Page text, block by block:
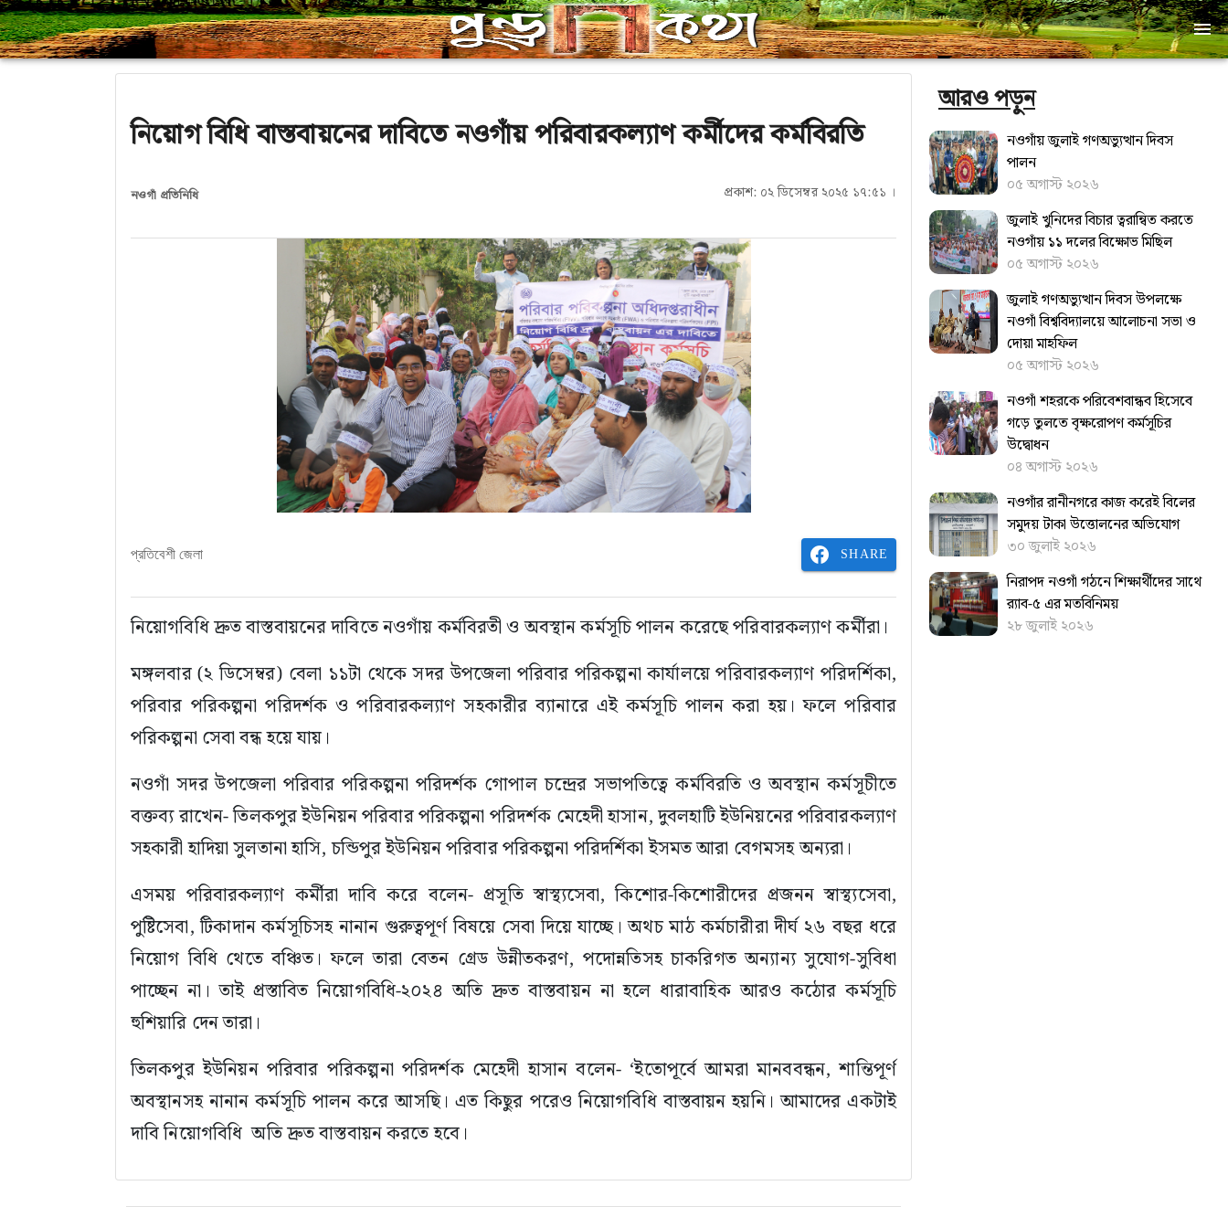
নিয়োগ বিধি বাস্তবায়নের দাবিতে নওগাঁয় পরিবারকল্যাণ কর্মীদের কর্মবিরতি
নওগাঁ প্রতিনিধি প্রকাশ: ০২ ডিসেম্বর ২০২৫ ১৭:৫১ ।
প্রতিবেশী জেলা SHARE
নিয়োগবিধি দ্রুত বাস্তবায়নের দাবিতে নওগাঁয় কর্মবিরতী ও অবস্থান কর্মসূচি পালন করেছে পরিবারকল্যাণ কর্মীরা।
মঙ্গলবার (২ ডিসেম্বর) বেলা ১১টা থেকে সদর উপজেলা পরিবার পরিকল্পনা কার্যালয়ে পরিবারকল্যাণ পরিদর্শিকা,
পরিবার পরিকল্পনা পরিদর্শক ও পরিবারকল্যাণ সহকারীর ব্যানারে এই কর্মসূচি পালন করা হয়। ফলে পরিবার
পরিকল্পনা সেবা বন্ধ হয়ে যায়।
নওগাঁ সদর উপজেলা পরিবার পরিকল্পনা পরিদর্শক গোপাল চন্দ্রের সভাপতিত্বে কর্মবিরতি ও অবস্থান কর্মসূচীতে
বক্তব্য রাখেন- তিলকপুর ইউনিয়ন পরিবার পরিকল্পনা পরিদর্শক মেহেদী হাসান, দুবলহাটি ইউনিয়নের পরিবারকল্যাণ
সহকারী হাদিয়া সুলতানা হাসি, চন্ডিপুর ইউনিয়ন পরিবার পরিকল্পনা পরিদর্শিকা ইসমত আরা বেগমসহ অন্যরা।
এসময় পরিবারকল্যাণ কর্মীরা দাবি করে বলেন- প্রসূতি স্বাস্থ্যসেবা, কিশোর-কিশোরীদের প্রজনন স্বাস্থ্যসেবা,
পুষ্টিসেবা, টিকাদান কর্মসূচিসহ নানান গুরুত্বপূর্ণ বিষয়ে সেবা দিয়ে যাচ্ছে। অথচ মাঠ কর্মচারীরা দীর্ঘ ২৬ বছর ধরে
নিয়োগ বিধি থেতে বঞ্চিত। ফলে তারা বেতন গ্রেড উন্নীতকরণ, পদোন্নতিসহ চাকরিগত অন্যান্য সুযোগ-সুবিধা
পাচ্ছেন না। তাই প্রস্তাবিত নিয়োগবিধি-২০২৪ অতি দ্রুত বাস্তবায়ন না হলে ধারাবাহিক আরও কঠোর কর্মসূচি
হুশিয়ারি দেন তারা।
তিলকপুর ইউনিয়ন পরিবার পরিকল্পনা পরিদর্শক মেহেদী হাসান বলেন- ‘ইতোপূর্বে আমরা মানববন্ধন, শান্তিপূর্ণ
অবস্থানসহ নানান কর্মসূচি পালন করে আসছি। এত কিছুর পরেও নিয়োগবিধি বাস্তবায়ন হয়নি। আমাদের একটাই
দাবি নিয়োগবিধি অতি দ্রুত বাস্তবায়ন করতে হবে।
আরও পড়ুন
নওগাঁয় জুলাই গণঅভ্যুত্থান দিবস
পালন
০৫ অগাস্ট ২০২৬
জুলাই খুনিদের বিচার ত্বরান্বিত করতে
‎নওগাঁয় ১১ দলের বিক্ষোভ মিছিল
০৫ অগাস্ট ২০২৬
জুলাই গণঅভ্যুত্থান দিবস উপলক্ষে
নওগাঁ বিশ্ববিদ্যালয়ে আলোচনা সভা ও
দোয়া মাহফিল
০৫ অগাস্ট ২০২৬
নওগাঁ শহরকে পরিবেশবান্ধব হিসেবে
গড়ে তুলতে বৃক্ষরোপণ কর্মসূচির
উদ্বোধন
০৪ অগাস্ট ২০২৬
নওগাঁর রানীনগরে কাজ করেই বিলের
সমুদয় টাকা উত্তোলনের অভিযোগ
৩০ জুলাই ২০২৬
নিরাপদ নওগাঁ গঠনে শিক্ষার্থীদের সাথে
র‍্যাব-৫ এর মতবিনিময়
২৮ জুলাই ২০২৬